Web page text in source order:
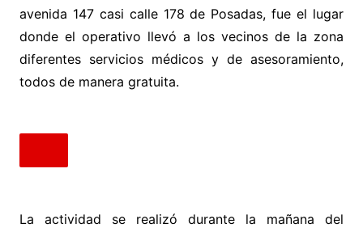
avenida 147 casi calle 178 de Posadas, fue el lugar
donde el operativo llevó a los vecinos de la zona
diferentes servicios médicos y de asesoramiento,
todos de manera gratuita.
La actividad se realizó durante la mañana del